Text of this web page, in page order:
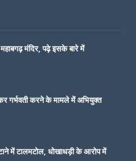
महाबगढ़ मंदिर, पढ़े इसके बारे में
गर्भवती करने के मामले में अभियुक्त
में टालमटोल, धोखाधड़ी के आरोप में